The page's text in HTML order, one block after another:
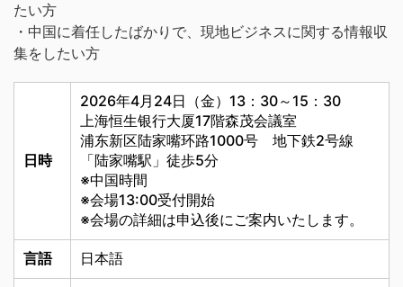
たい方
・中国に着任したばかりで、現地ビジネスに関する情報収
集をしたい方
日時
2026年4月24日（金）13：30～15：30
上海恒生银行大厦17階森茂会議室
浦东新区陆家嘴环路1000号 地下鉄2号線
「陆家嘴駅」徒歩5分
※中国時間
※会場13:00受付開始
※会場の詳細は申込後にご案内いたします。
言語 日本語